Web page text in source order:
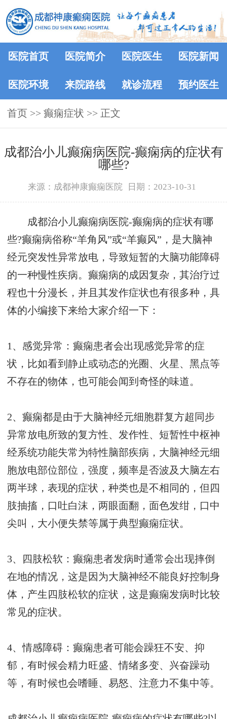
医院首页 医院简介 医院医生 医院新闻
医院环境 来院路线 就诊流程 预约医生
首页 >> 癫痫症状 >> 正文
成都治小儿癫痫病医院-癫痫病的症状有
哪些?
来源：成都神康癫痫医院 日期：2023-10-31
成都治小儿癫痫病医院-癫痫病的症状有哪
些?癫痫病俗称“羊角风”或“羊癫风”，是大脑神
经元突发性异常放电，导致短暂的大脑功能障碍
的一种慢性疾病。癫痫病的成因复杂，其治疗过
程也十分漫长，并且其发作症状也有很多种，具
体的小编接下来给大家介绍一下：
1、感觉异常：癫痫患者会出现感觉异常的症
状，比如看到静止或动态的光圈、火星、黑点等
不存在的物体，也可能会闻到奇怪的味道。
2、癫痫都是由于大脑神经元细胞群复方超同步
异常放电所致的复方性、发作性、短暂性中枢神
经系统功能失常为特性脑部疾病，大脑神经元细
胞放电部位部位，强度，频率是否波及大脑左右
两半球，表现的症状，种类也是不相同的，但四
肢抽搐，口吐白沫，两眼面翻，面色发绀，口中
尖叫，大小便失禁等属于典型癫痫症状。
3、四肢松软：癫痫患者发病时通常会出现摔倒
在地的情况，这是因为大脑神经不能良好控制身
体，产生四肢松软的症状，这是癫痫发病时比较
常见的症状。
4、情感障碍：癫痫患者可能会躁狂不安、抑
郁，有时候会精力旺盛、情绪多变、兴奋躁动
等，有时候也会嗜睡、易怒、注意力不集中等。